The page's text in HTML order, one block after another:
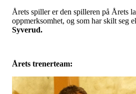
Årets spiller er den spilleren på Årets
oppmerksomhet, og som har skilt seg
Syverud.
Årets trenerteam: